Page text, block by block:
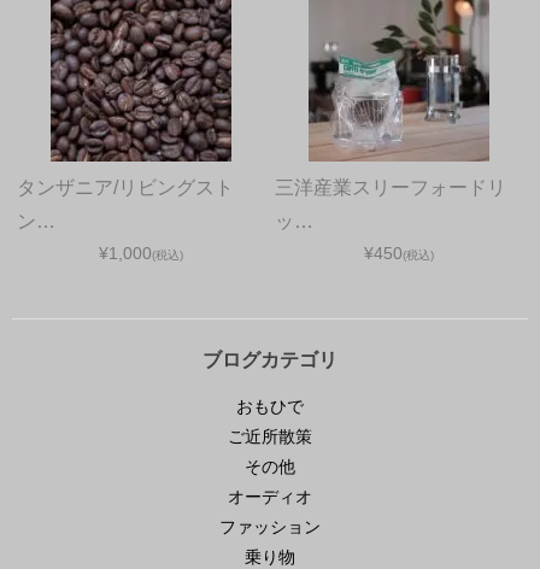
タンザニア/リビングスト
ン…
¥1,000(税込)
三洋産業スリーフォードリ
ッ…
¥450(税込)
ブログカテゴリ
おもひで
ご近所散策
その他
オーディオ
ファッション
乗り物